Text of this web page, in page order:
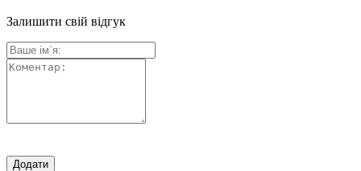
Залишити свій відгук